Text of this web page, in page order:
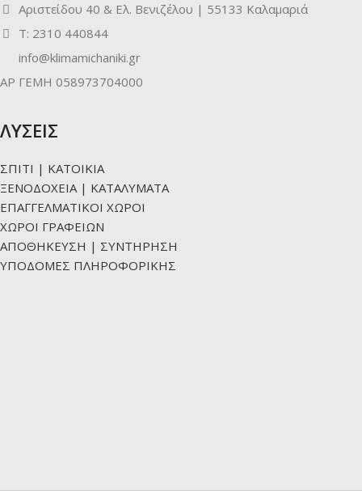
Αριστείδου 40 & Ελ. Βενιζέλου | 55133 Καλαμαριά
Τ: 2310 440844
info@klimamichaniki.gr
ΑΡ ΓΕΜΗ 058973704000
ΛΥΣΕΙΣ
ΣΠΙΤΙ | ΚΑΤΟΙΚΙΑ
ΞΕΝΟΔΟΧΕΙΑ | ΚΑΤΑΛΥΜΑΤΑ
ΕΠΑΓΓΕΛΜΑΤΙΚΟΙ ΧΩΡΟΙ
ΧΩΡΟΙ ΓΡΑΦΕΙΩΝ
ΑΠΟΘΗΚΕΥΣΗ | ΣΥΝΤΗΡΗΣΗ
ΥΠΟΔΟΜΕΣ ΠΛΗΡΟΦΟΡΙΚΗΣ